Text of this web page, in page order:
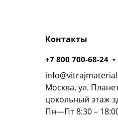
Контакты
+7 800 700-68-24
Москва, ул.
цокольный этаж
Пн—Пт 8:30 –